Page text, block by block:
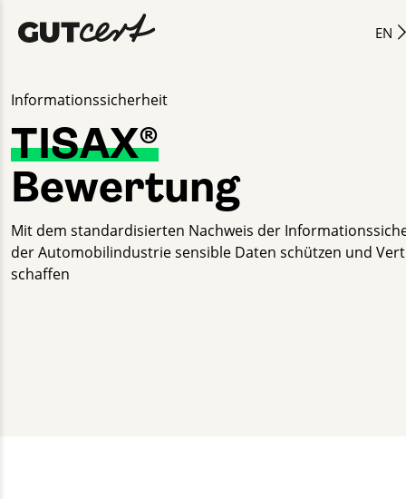
EN
Informationssicherheit
TISAX®
Bewertung
Mit dem standardisierten Nachweis der
der Auto­mobil­industrie sensible Daten schützen und
schaffen